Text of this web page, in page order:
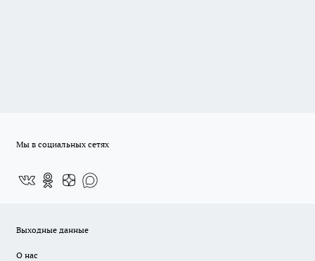
Мы в социальных сетях
Выходные данные
О нас